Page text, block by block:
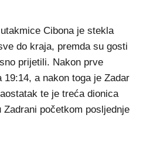
Cibona je stekla
do kraja, premda su gosti
prijetili. Nakon prve
a nakon toga je Zadar
te je treća dionica
početkom posljednje